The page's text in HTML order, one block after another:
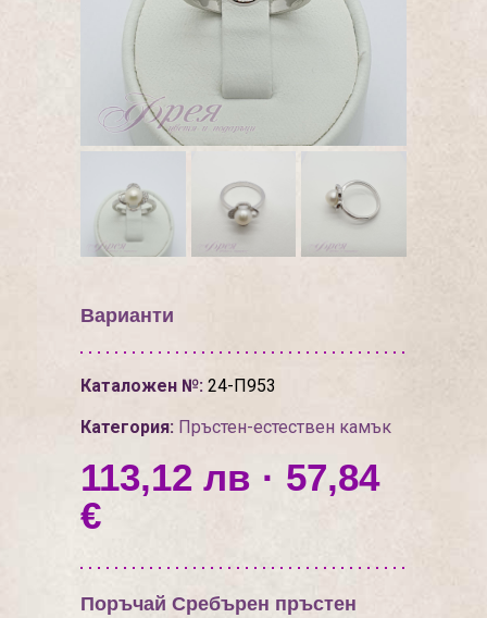
Варианти
Каталожен №: 24-П953
Категория: Пръстен-естествен камък
113,12 лв · 57,84
€
Поръчай Сребърен пръстен